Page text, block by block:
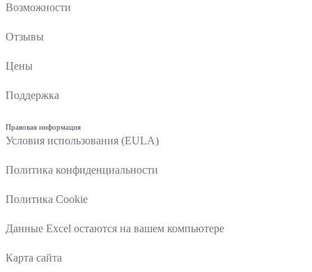
Возможности
Отзывы
Цены
Поддержка
Правовая информация
Условия использования (EULA)
Политика конфиденциальности
Политика Cookie
Данные Excel остаются на вашем компьютере
Карта сайта